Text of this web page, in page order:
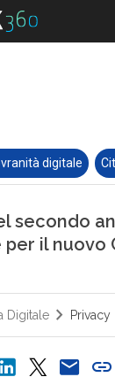
digitale
secondo
il nuovo
Digitale Privacy